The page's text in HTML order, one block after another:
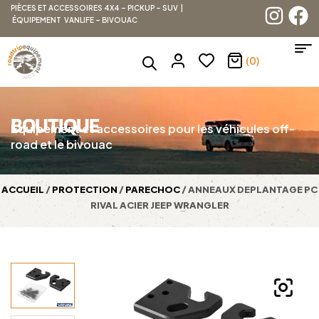
PIÈCES ET ACCESSOIRES 4X4 – PICKUP – SUV |
ÉQUIPEMENT VANLIFE – BIVOUAC
(0)
BOUTIQUE
Équipement et accessoires pour les véhicules off-
road et le bivouac
ACCUEIL/PROTECTION /PARECHOC/ ANNEAUX DEPLANTAGE PC
RIVAL ACIER JEEP WRANGLER